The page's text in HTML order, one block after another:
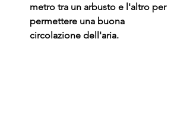
metro tra un arbusto e l'altro per
permettere una buona
circolazione dell'aria.